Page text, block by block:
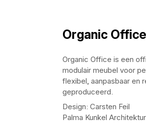
Organic Office
Organic Office is een
modulair meubel voor
flexibel, aanpasbaar en
geproduceerd.
Design: Carsten Feil
Palma Kunkel